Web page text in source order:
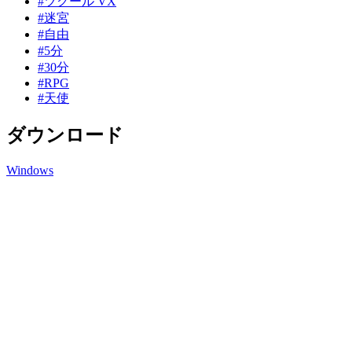
#迷宮
#自由
#5分
#30分
#RPG
#天使
ダウンロード
Windows